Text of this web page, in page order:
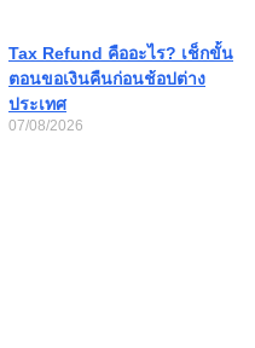
Tax Refund คืออะไร? เช็กขั้น
ตอนขอเงินคืนก่อนช้อปต่าง
ประเทศ
07/08/2026